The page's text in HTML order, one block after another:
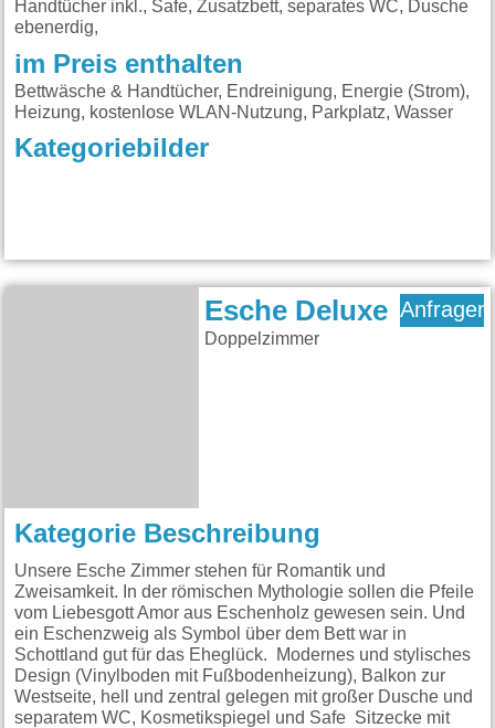
Handtücher inkl., Safe, Zusatzbett, separates WC, Dusche
ebenerdig,
im Preis enthalten
Bettwäsche & Handtücher, Endreinigung, Energie (Strom),
Heizung, kostenlose WLAN-Nutzung, Parkplatz, Wasser
Kategoriebilder
Esche Deluxe
Doppelzimmer
Anfragen
Kategorie Beschreibung
Unsere Esche Zimmer stehen für Romantik und
Zweisamkeit. In der römischen Mythologie sollen die Pfeile
vom Liebesgott Amor aus Eschenholz gewesen sein. Und
ein Eschenzweig als Symbol über dem Bett war in
Schottland gut für das Eheglück. Modernes und stylisches
Design (Vinylboden mit Fußbodenheizung), Balkon zur
Westseite, hell und zentral gelegen mit großer Dusche und
separatem WC, Kosmetikspiegel und Safe Sitzecke mit